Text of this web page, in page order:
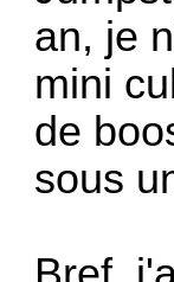
an, je
mini
de
sous